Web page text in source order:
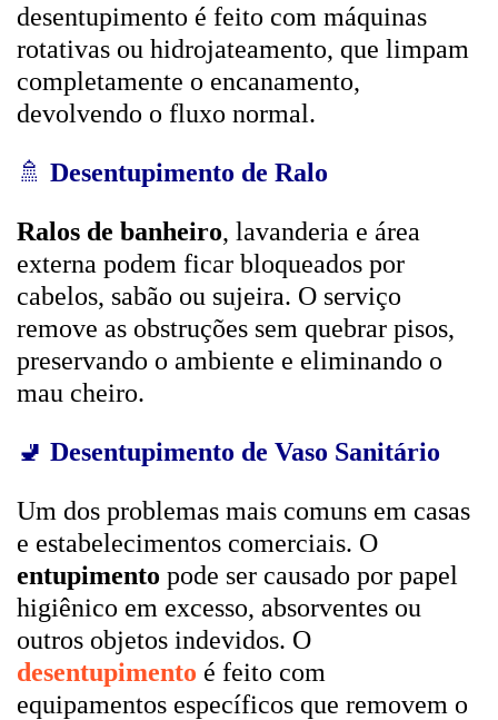
desentupimento é feito com máquinas
rotativas ou hidrojateamento, que limpam
completamente o encanamento,
devolvendo o fluxo normal.
🚿 Desentupimento de Ralo
Ralos de banheiro, lavanderia e área
externa podem ficar bloqueados por
cabelos, sabão ou sujeira. O serviço
remove as obstruções sem quebrar pisos,
preservando o ambiente e eliminando o
mau cheiro.
🚽 Desentupimento de Vaso Sanitário
Um dos problemas mais comuns em casas
e estabelecimentos comerciais. O
entupimento pode ser causado por papel
higiênico em excesso, absorventes ou
outros objetos indevidos. O
desentupimento é feito com
equipamentos específicos que removem o